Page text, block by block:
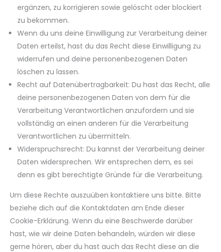
ergänzen, zu korrigieren sowie gelöscht oder blockiert
zu bekommen.
Wenn du uns deine Einwilligung zur Verarbeitung deiner
Daten erteilst, hast du das Recht diese Einwilligung zu
widerrufen und deine personenbezogenen Daten
löschen zu lassen.
Recht auf Datenübertragbarkeit: Du hast das Recht, alle
deine personenbezogenen Daten von dem für die
Verarbeitung Verantwortlichen anzufordern und sie
vollständig an einen anderen für die Verarbeitung
Verantwortlichen zu übermitteln.
Widerspruchsrecht: Du kannst der Verarbeitung deiner
Daten widersprechen. Wir entsprechen dem, es sei
denn es gibt berechtigte Gründe für die Verarbeitung.
Um diese Rechte auszuüben kontaktiere uns bitte. Bitte
beziehe dich auf die Kontaktdaten am Ende dieser
Cookie-Erklärung. Wenn du eine Beschwerde darüber
hast, wie wir deine Daten behandeln, würden wir diese
gerne hören, aber du hast auch das Recht diese an die